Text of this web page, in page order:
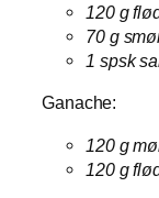
120 g
70 g
1 spsk
Ganache:
120 g
120 g